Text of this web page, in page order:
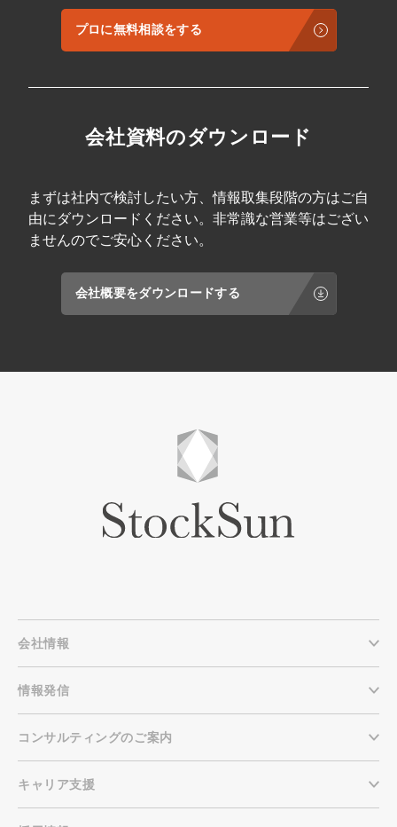
プロに無料相談をする
会社資料のダウンロード
まずは社内で検討したい方、情報取集段階の方はご自
由にダウンロードください。非常識な営業等はござい
ませんのでご安心ください。
会社概要をダウンロードする
会社情報
情報発信
コンサルティングのご案内
キャリア支援